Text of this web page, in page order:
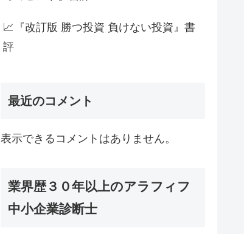
📈『改訂版 勝つ投資 負けない投資』書
評
最近のコメント
表示できるコメントはありません。
業界歴３０年以上のアラフィフ
中小企業診断士